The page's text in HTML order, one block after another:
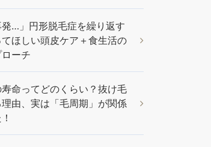
発…」円形脱毛症を繰り返す
ほしい頭皮ケア＋食生活の
ーチ
命ってどのくらい？抜け毛
由、実は「毛周期」が関係